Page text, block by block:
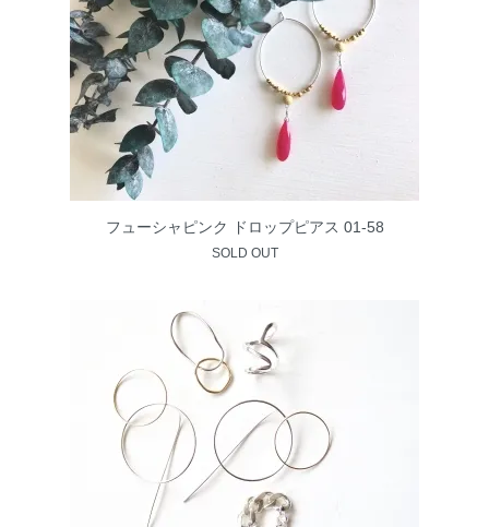
フューシャピンク ドロップピアス 01-58
SOLD OUT